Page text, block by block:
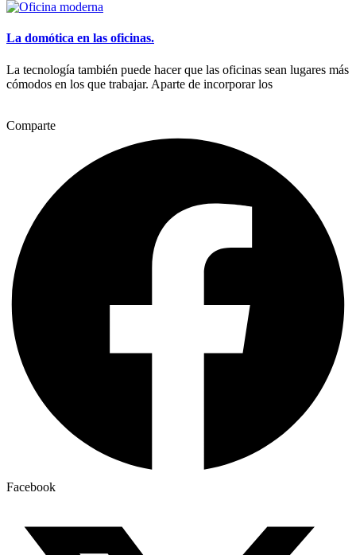
La domótica en las oficinas.
La tecnología también puede hacer que las oficinas sean lugares más
cómodos en los que trabajar. Aparte de incorporar los
Comparte
Facebook